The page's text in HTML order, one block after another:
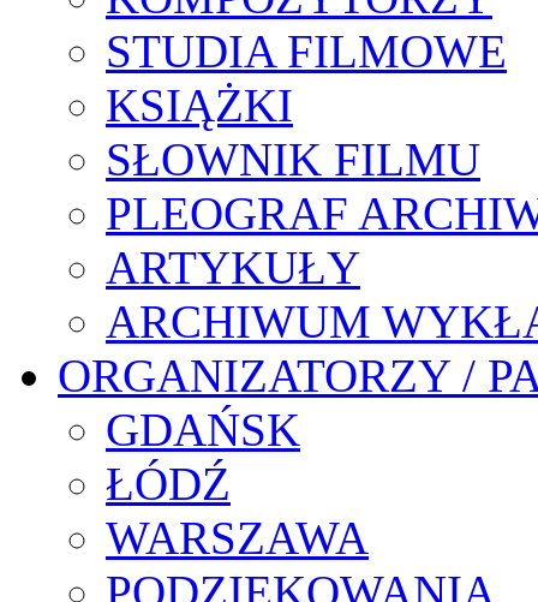
STUDIA FILMOWE
KSIĄŻKI
SŁOWNIK FILMU
PLEOGRAF
ARTYKUŁY
ARCHIWUM
ORGANIZATORZY /
GDAŃSK
ŁÓDŹ
WARSZAWA